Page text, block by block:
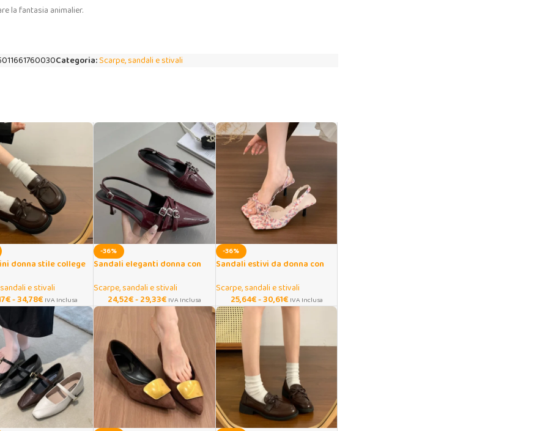
la fantasia animalier.
Categoria:Scarpe, sandali e stivali
donna stile college
e stivali
€-34,78€ IVA Inclusa
-36%
Sandali eleganti donna con
Scarpe, sandali e stivali
24,52€-29,33€ IVA Inclusa
-36%
Sandali estivi da donna con
Scarpe, sandali e stivali
25,64€-30,61€ IVA Inclusa